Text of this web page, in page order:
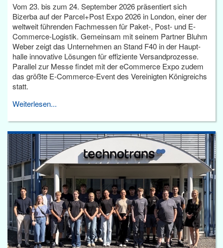
Vom 23. bis zum 24. September 2026 präsentiert sich
Bizerba auf der Parcel+Post Expo 2026 in London, einer der
weltweit führenden Fachmessen für Paket-, Post- und E-
Commerce-Logistik. Gemeinsam mit seinem Partner Bluhm
Weber zeigt das Unternehmen an Stand F40 in der Haupt­
halle innovative Lösungen für effiziente Versandprozesse.
Parallel zur Messe findet mit der eCommerce Expo zudem
das größte E-Commerce-Event des Vereinigten Königreichs
statt.
Weiterlesen...